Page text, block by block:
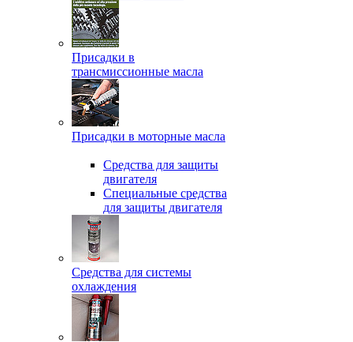
Присадки в
трансмиссионные масла
Присадки в моторные масла
Средства для защиты
двигателя
Специальныe средства
для защиты двигателя
Средства для системы
охлаждения